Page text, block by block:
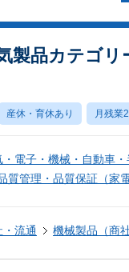
製品カテゴリ
産休・育休あり 月残業
・電子・機械・自動車
質管理・品質保証（家
・流通 機械製品（商社